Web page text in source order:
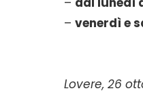
–venerdì e
Lovere, 26